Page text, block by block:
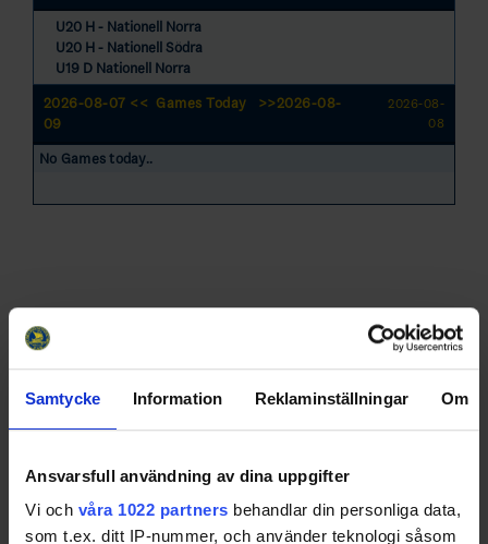
Samtycke Information Reklaminställningar Om
Ansvarsfull användning av dina uppgifter
Vi och våra 1022 partners behandlar din personliga data,
som t.ex. ditt IP-nummer, och använder teknologi såsom
U20 H - Nationell Norra
U20 H - Nationell Södra
U19 D Nationell Norra
2026-08-07 << Games Today
>>2026-08-
09
2026-08-
08
No Games today..
Swehockey – Svenska Ishockeyförbundets officiella app
Swehockey ger dig tillgång till nyheter, livebevakning